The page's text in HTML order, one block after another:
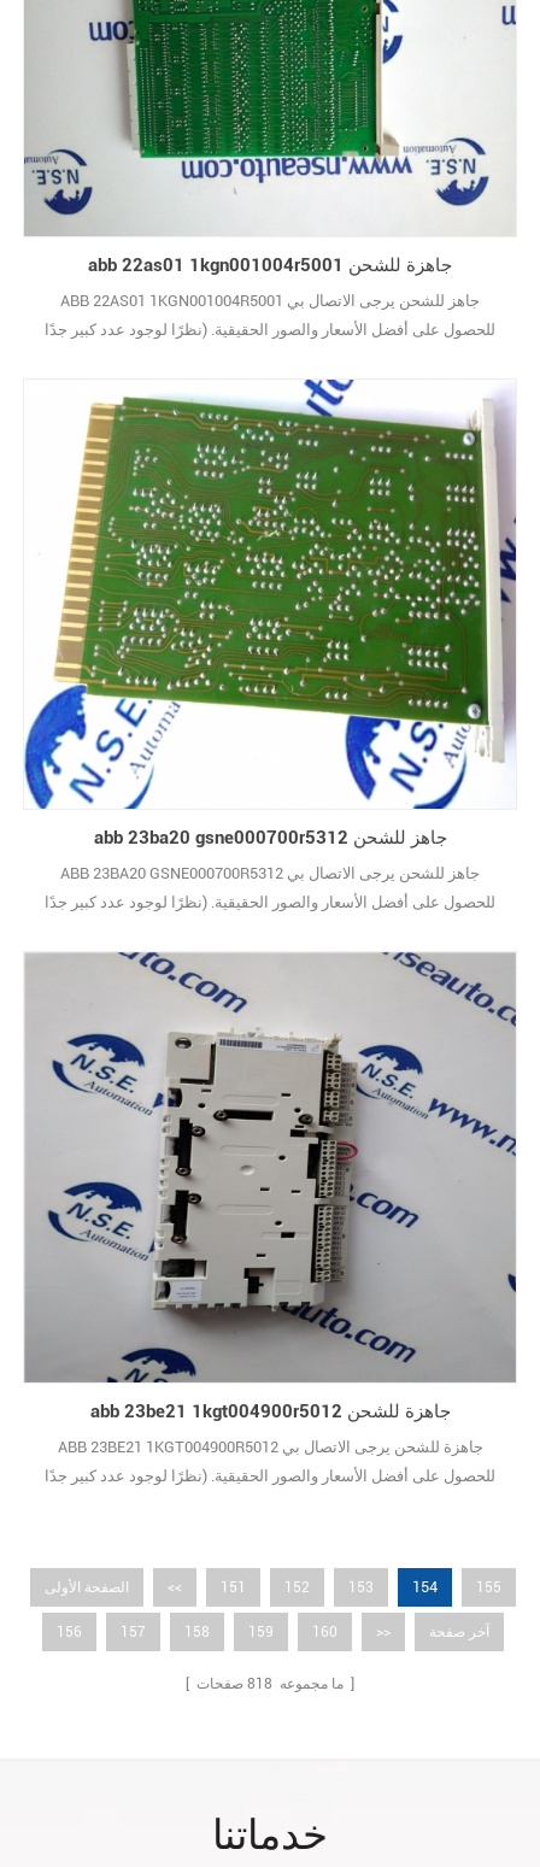
abb 22as01 1kgn001004r5001 جاهزة للشحن
ABB 22AS01 1KGN001004R5001 جاهز للشحن يرجى الاتصال بي
للحصول على أفضل الأسعار والصور الحقيقية. (نظرًا لوجود عدد كبير جدًا
الحزمة الأصلية يغطيها ضمان سنة واحدة10
abb 23ba20 gsne000700r5312 جاهز للشحن
ABB 23BA20 GSNE000700R5312 جاهز للشحن يرجى الاتصال بي
للحصول على أفضل الأسعار والصور الحقيقية. (نظرًا لوجود عدد كبير جدًا
الحزمة الأصلية يغطيها ضمان سنة واحدة10
abb 23be21 1kgt004900r5012 جاهزة للشحن
ABB 23BE21 1KGT004900R5012 جاهزة للشحن يرجى الاتصال بي
للحصول على أفضل الأسعار والصور الحقيقية. (نظرًا لوجود عدد كبير جدًا
الصفحة الأولى << 151 152 153 154 155
156 157 158 159 160 >> آخر صفحة
[ ما مجموعه 818 صفحات ]
خدماتنا